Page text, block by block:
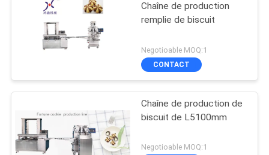
Chaîne de production
remplie de biscuit
Negotioable MOQ:1
CONTACT
Chaîne de production de
biscuit de L5100mm
Negotioable MOQ:1